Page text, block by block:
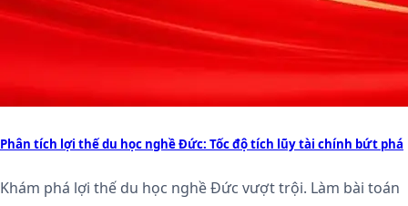
Phân tích lợi thế du học nghề Đức: Tốc độ tích lũy tài chính bứt phá
Khám phá lợi thế du học nghề Đức vượt trội. Làm bài toán